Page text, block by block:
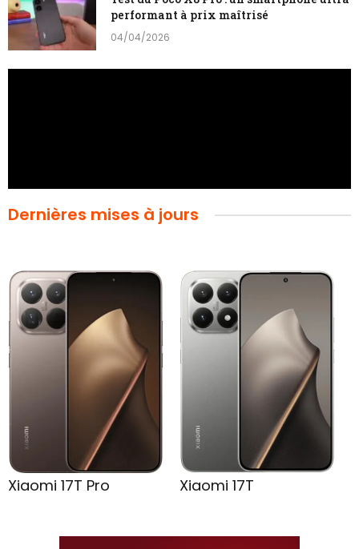
performant à prix maîtrisé
04/04/2026
Dernières mises à jours
Xiaomi 17T Pro Xiaomi 17T